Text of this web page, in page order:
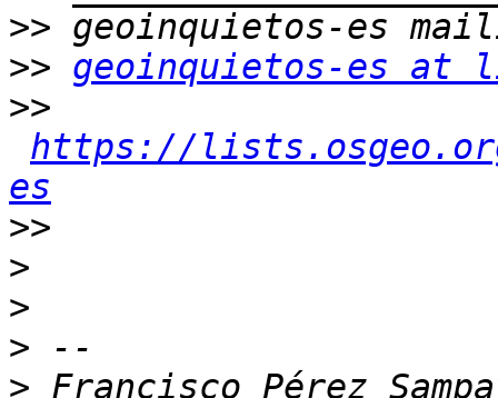
>>
>> geoinquietos-es at
>>
https://
es
>>
>
>
>
>